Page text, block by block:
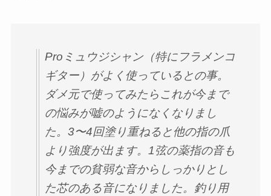
Proミュウジシャン（特にフラメンコ
ギター）がよく使っているとの事。
ダメ元で使ってみたらこれが今まで
の悩みが嘘のようになくなりまし
た。3〜4回塗り重ねると他の指の爪
より強度が出ます。1弦の薬指の音も
今までの貧弱な音からしっかりとし
た芯のある音になりました。釣り用